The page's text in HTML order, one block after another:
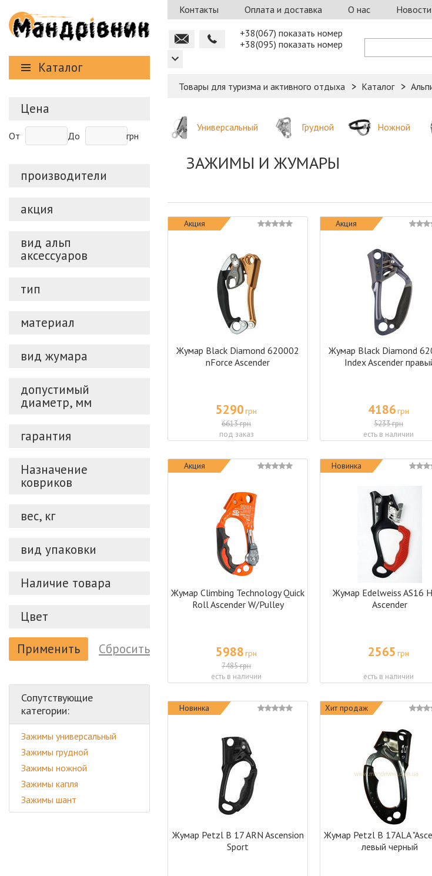
Каталог
Цена
От До грн
производители
акция
вид альп
аксессуаров
тип
материал
вид жумара
допустимый
диаметр, мм
гарантия
Назначение
ковриков
вес, кг
вид упаковки
Наличие товара
Цвет
Применить Сбросить
Сопутствующие
категории:
Зажимы универсальный
Зажимы грудной
Зажимы ножной
Зажимы капля
Зажимы шант
Контакты Оплата и доставка О нас Новости
+38(067) показать номер
+38(095) показать номер
Товары для туризма и активного отдыха Каталог
Универсальный Грудной Ножной
ЗАЖИМЫ И ЖУМАРЫ
Акция
Жумар Black Diamond 620002
nForce Ascender
5290грн
6613 грн
под заказ
Акция
Жумар Black Diamond
Index Ascender
4186грн
5233 грн
есть в наличии
Акция
Жумар Climbing Technology Quick
Roll Ascender W/Pulley
5988грн
7485 грн
есть в наличии
Новинка
Жумар Edelweiss AS16
Ascender
2565 грн
есть в наличии
Новинка
Жумар Petzl B 17 ARN Ascension
Sport
Хит продаж
Жумар Petzl B 17ALA
левый черный